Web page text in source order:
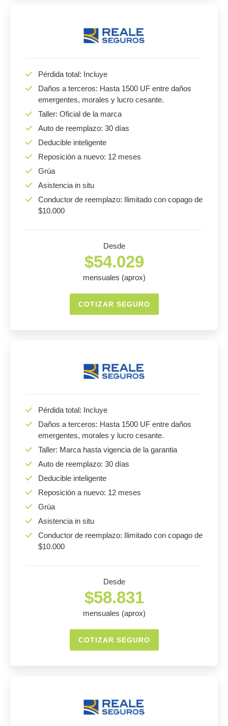
Pérdida total: Incluye
Daños a terceros: Hasta 1500 UF entre daños
emergentes, morales y lucro cesante.
Taller: Oficial de la marca
Auto de reemplazo: 30 días
Deducible inteligente
Reposición a nuevo: 12 meses
Grúa
Asistencia in situ
Conductor de reemplazo: Ilimitado con copago de
$10.000
Desde
$54.029
mensuales (aprox)
COTIZAR SEGURO
Pérdida total: Incluye
Daños a terceros: Hasta 1500 UF entre daños
emergentes, morales y lucro cesante.
Taller: Marca hasta vigencia de la garantia
Auto de reemplazo: 30 días
Deducible inteligente
Reposición a nuevo: 12 meses
Grúa
Asistencia in situ
Conductor de reemplazo: Ilimitado con copago de
$10.000
Desde
$58.831
mensuales (aprox)
COTIZAR SEGURO